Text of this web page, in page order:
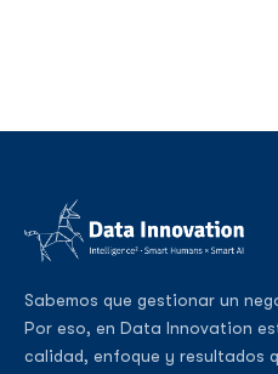
Sabemos que gestionar un
Por eso, en Data Innovation
calidad, enfoque y resultados